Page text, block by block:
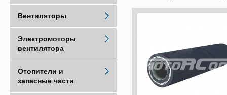
Вентиляторы
Электромоторы
вентилятора
Отопители и
запасные части